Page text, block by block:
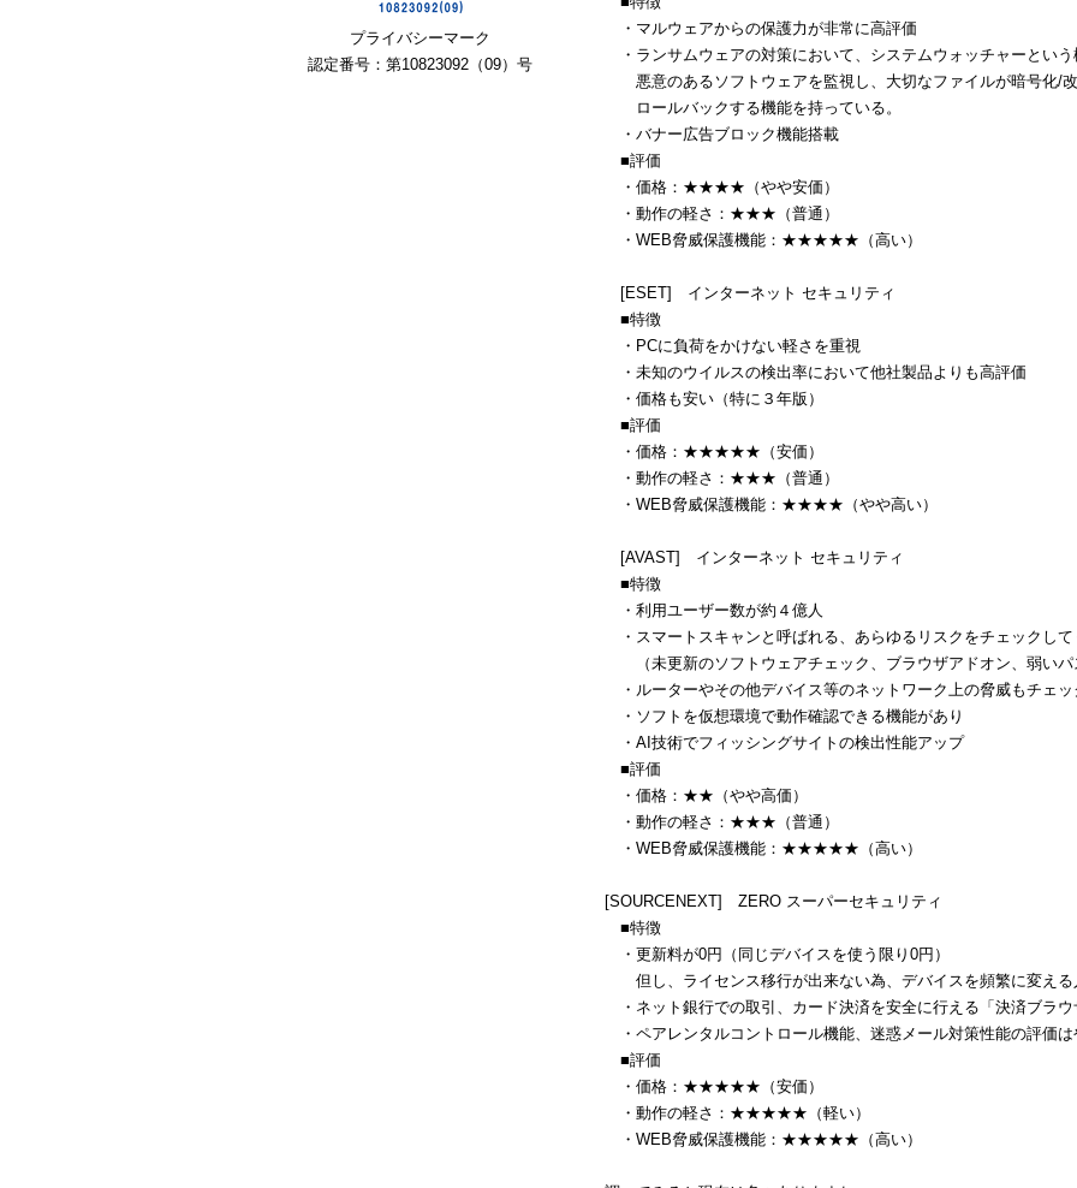
・マルウェアからの保護力が非常に高評価
・ランサムウェアの対策において、システムウォッチャーという
悪意のあるソフトウェアを監視し、大切なファイルが暗号化/改
ロールバックする機能を持っている。
・バナー広告ブロック機能搭載
■評価
・価格：★★★★（やや安価）
・動作の軽さ：★★★（普通）
・WEB脅威保護機能：★★★★★（高い）
[ESET] インターネット セキュリティ
■特徴
・PCに負荷をかけない軽さを重視
・未知のウイルスの検出率において他社製品よりも高評価
・価格も安い（特に３年版）
■評価
・価格：★★★★★（安価）
・動作の軽さ：★★★（普通）
・WEB脅威保護機能：★★★★（やや高い）
[AVAST] インターネット セキュリティ
■特徴
・利用ユーザー数が約４億人
・スマートスキャンと呼ばれる、あらゆるリスクをチェックして
（未更新のソフトウェアチェック、ブラウザアドオン、弱いパ
・ルーターやその他デバイス等のネットワーク上の脅威もチェッ
・ソフトを仮想環境で動作確認できる機能があり
・AI技術でフィッシングサイトの検出性能アップ
■評価
・価格：★★（やや高価）
・動作の軽さ：★★★（普通）
・WEB脅威保護機能：★★★★★（高い）
[SOURCENEXT] ZERO スーパーセキュリティ
■特徴
・更新料が0円（同じデバイスを使う限り0円）
但し、ライセンス移行が出来ない為、デバイスを頻繁に変える
・ネット銀行での取引、カード決済を安全に行える「決済ブラ
・ペアレンタルコントロール機能、迷惑メール対策性能の評価は
■評価
・価格：★★★★★（安価）
・動作の軽さ：★★★★★（軽い）
・WEB脅威保護機能：★★★★★（高い）
プライバシーマーク
認定番号：第10823092（09）号